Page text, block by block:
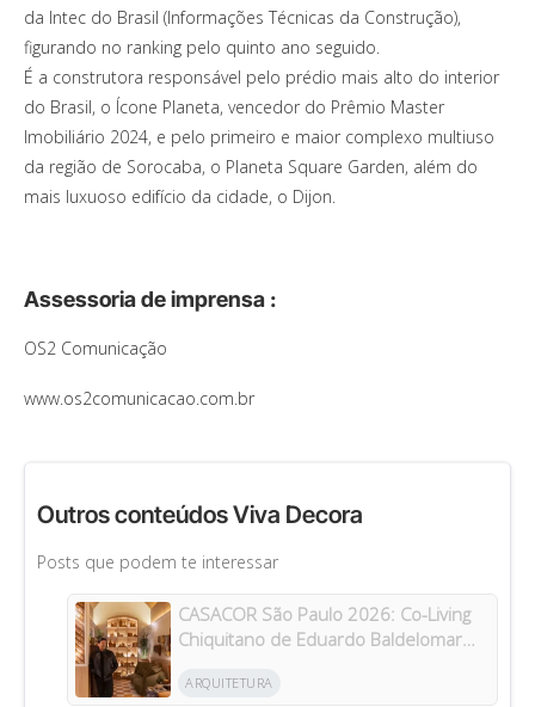
da Intec do Brasil (Informações Técnicas da Construção),
figurando no ranking pelo quinto ano seguido.
É a construtora responsável pelo prédio mais alto do interior
do Brasil, o Ícone Planeta, vencedor do Prêmio Master
Imobiliário 2024, e pelo primeiro e maior complexo multiuso
da região de Sorocaba, o Planeta Square Garden, além do
mais luxuoso edifício da cidade, o Dijon.
Assessoria de imprensa :
OS2 Comunicação
www.os2comunicacao.com.br
Outros conteúdos Viva Decora
Posts que podem te interessar
CASACOR São Paulo 2026: Co-Living
Chiquitano de Eduardo Baldelomar
ARQUITETURA